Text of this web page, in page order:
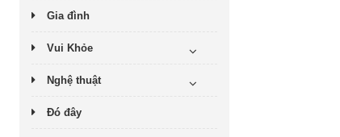
Gia đình
Vui Khỏe
Nghệ thuật
Đó đây